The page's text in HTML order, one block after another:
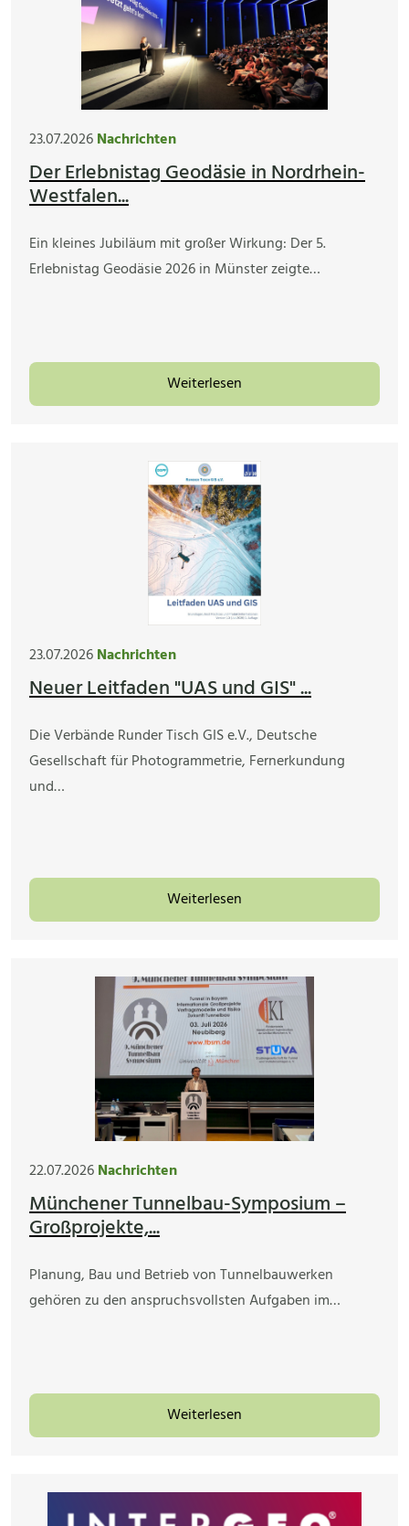
23.07.2026Nachrichten
Der Erlebnistag Geodäsie in Nordrhein-
Westfalen...
Ein kleines Jubiläum mit großer Wirkung: Der 5.
Erlebnistag Geodäsie 2026 in Münster zeigte…
Weiterlesen
23.07.2026Nachrichten
Neuer Leitfaden "UAS und GIS" ...
Die Verbände Runder Tisch GIS e.V., Deutsche
Gesellschaft für Photogrammetrie, Fernerkundung
und…
Weiterlesen
22.07.2026Nachrichten
Münchener Tunnelbau-Symposium –
Großprojekte,...
Planung, Bau und Betrieb von Tunnelbauwerken
gehören zu den anspruchsvollsten Aufgaben im…
Weiterlesen